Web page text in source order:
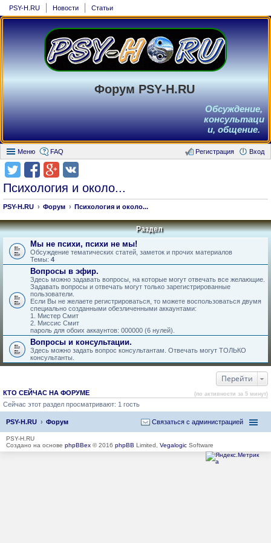
PSY-H.RU Новости Статьи
Форум PSY-H.RU
Обсуждение,
консультаци
и, общение.
Меню FAQ Вход
Регистрация
Психология и около...
PSY-H.RU Форум Психология и около...
Раздел
Мы не психи, психи не мы!
Обсуждение тематических статей, заметок и прочих материалов
Темы: 4
Вопросы в эфир.
Здесь можно задавать вопросы, на которые могут отвечать все желающие.
Задавать вопросы и отвечать могут только зарегистрированные
пользователи.
Если Вы не желаете регистрироваться, то можете воспользоваться двумя
специально созданными обезличенными аккаунтами:
1. Мистер Смит
2. Миссис Смит
пароль для обоих аккаунтов: 000000 (6 нулей).
Вопросы и консультации.
Здесь можно задать вопрос консультантам. Отвечать могут ТОЛЬКО
консультанты.
Перейти
КТО СЕЙЧАС НА ФОРУМЕ (по активности за 5 минут)
Сейчас этот раздел просматривают: 1 гость
PSY-H.RU Форум Связаться с администрацией
PSY-H.RU
Создано на основе phpBBex © 2016 phpBB Limited, Vegalogic Software